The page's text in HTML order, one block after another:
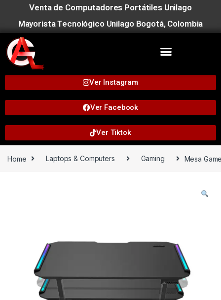
Venta de Computadores Portátiles Unilago
Mayorista Tecnológico Unilago Bogotá, Colombia
Ver Instagram
Ver Facebook
Ver Tiktok
Home Laptops & Computers Gaming Mesa